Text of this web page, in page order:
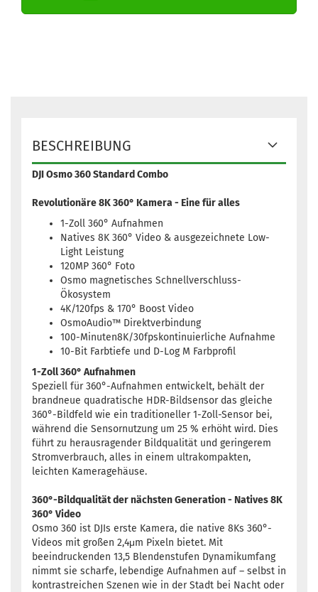
BESCHREIBUNG
DJI Osmo 360 Standard Combo
Revolutionäre 8K 360° Kamera - Eine für alles
1-Zoll 360° Aufnahmen
Natives 8K 360° Video & ausgezeichnete Low-
Light Leistung
120MP 360° Foto
Osmo magnetisches Schnellverschluss-
Ökosystem
4K/120fps & 170° Boost Video
OsmoAudio™ Direktverbindung
100-Minuten8K/30fpskontinuierliche Aufnahme
10-Bit Farbtiefe und D-Log M Farbprofil
1-Zoll 360° Aufnahmen
Speziell für 360°-Aufnahmen entwickelt, behält der
brandneue quadratische HDR-Bildsensor das gleiche
360°-Bildfeld wie ein traditioneller 1-Zoll-Sensor bei,
während die Sensornutzung um 25 % erhöht wird. Dies
führt zu herausragender Bildqualität und geringerem
Stromverbrauch, alles in einem ultrakompakten,
leichten Kameragehäuse.
360°-Bildqualität der nächsten Generation - Natives 8K
360° Video
Osmo 360 ist DJIs erste Kamera, die native 8Ks 360°-
Videos mit großen 2,4μm Pixeln bietet. Mit
beeindruckenden 13,5 Blendenstufen Dynamikumfang
nimmt sie scharfe, lebendige Aufnahmen auf – selbst in
kontrastreichen Szenen wie in der Stadt bei Nacht oder